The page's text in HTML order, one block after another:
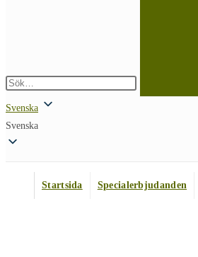
Svenska
Svenska
Startsida Specialerbjudanden